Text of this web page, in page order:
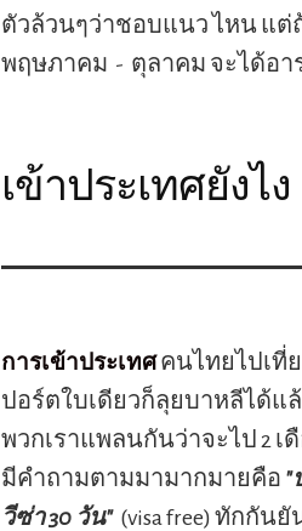
ตัวล้วนๆว่าชอบแนว ไหน แ
พฤษภาคม - ตุลาคม จะได้อ
เข้าประเทศยังไง
การเข้าประเทศ คนไทยไปเที่
ปอร์ตใบเดียวก็ลุยบาหลีได้แล้
พวกเราแพลนกันว่าจะไป 2
มีคำถามตามมามากมายคือ "
วีซ่า 30 วัน" (visa free) ทักกัน